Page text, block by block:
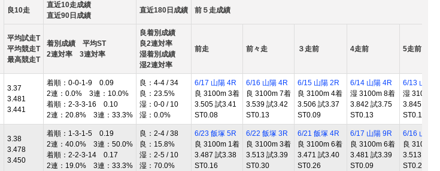
良10走
直近10走成績
直近90日成績
直近180日成績 前５走成績
平均試走T
平均競走T
最高競走T
着別成績 平均ST
2連対率 3連対率
良着別成績
良2連対率
湿着別成績
湿2連対率
前走 前々走 ３走前 4走前 5走前
3.37
3.481
3.441
着順：0-0-1-9 0.09
2連：0.0% 3連：10.0%
着順：2-3-3-16 0.10
2連：20.8% 3連：33.3%
良：4-4 / 34
良：23.5%
湿：0-0 / 10
湿：0.0%
6/17 山陽 4R
良 3100m 3着
3.505 試3.41
ST0.08
6/16 山陽 4R
良 3100m 7着
3.539 試3.42
ST0.13
6/15 山陽 2R
良 3100m 4着
3.506 試3.37
ST0.09
6/14 山陽 4R
湿 3100m 8着
3.842 試3.75
ST0.13
6/13 山陽
湿 3100m
3.845 試
ST0.11
3.38
3.478
3.450
着順：1-3-1-5 0.19
2連：40.0% 3連：50.0%
着順：2-2-3-14 0.17
2連：19.0% 3連：33.3%
良：2-4 / 38
良：15.8%
湿：2-5 / 10
湿：70.0%
6/23 飯塚 5R
良 3100m 1着
3.487 試3.38
ST0.16
6/22 飯塚 3R
良 3100m 3着
3.513 試3.39
ST0.30
6/21 飯塚 4R
良 3100m 6着
3.471 試3.40
ST0.26
6/17 山陽 9R
良 3100m 6着
3.481 試3.39
ST0.09
6/16 山陽
良 3100m
3.513 試
ST0.20